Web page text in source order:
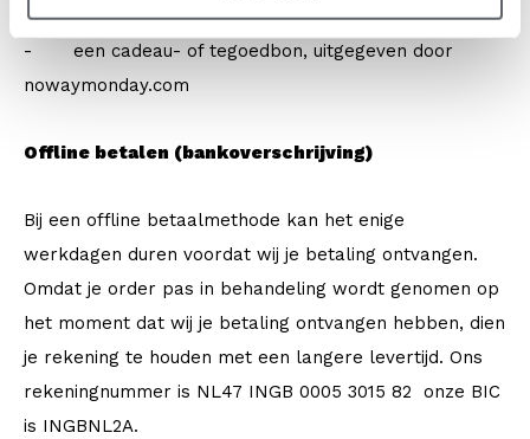
- een cadeau- of tegoedbon, uitgegeven door
nowaymonday.com
Offline betalen (bankoverschrijving)
Bij een offline betaalmethode kan het enige
werkdagen duren voordat wij je betaling ontvangen.
Omdat je order pas in behandeling wordt genomen op
het moment dat wij je betaling ontvangen hebben, dien
je rekening te houden met een langere levertijd. Ons
rekeningnummer is NL47 INGB 0005 3015 82 onze BIC
is INGBNL2A.